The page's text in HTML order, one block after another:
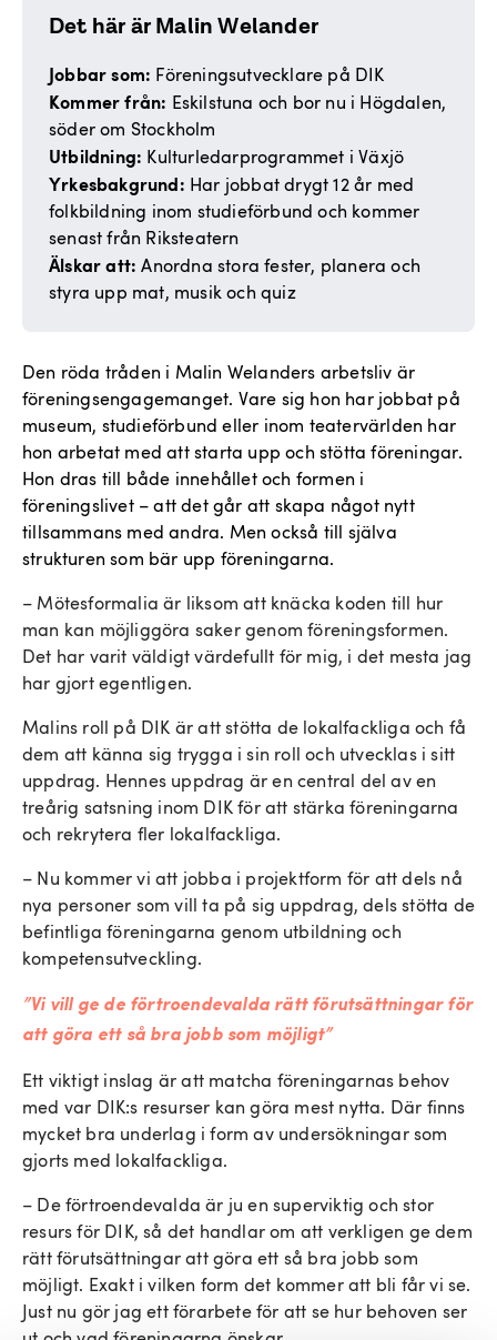
Det här är Malin Welander
Jobbar som: Föreningsutvecklare på DIK
Kommer från: Eskilstuna och bor nu i Högdalen,
söder om Stockholm
Utbildning: Kulturledarprogrammet i Växjö
Yrkesbakgrund: Har jobbat drygt 12 år med
folkbildning inom studieförbund och kommer
senast från Riksteatern
Älskar att:Anordna stora fester, planera och
styra upp mat, musik och quiz
Den röda tråden i Malin Welanders arbetsliv är
föreningsengagemanget. Vare sig hon har jobbat på
museum, studieförbund eller inom teatervärlden har
hon arbetat med att starta upp och stötta föreningar.
Hon dras till både innehållet och formen i
föreningslivet – att det går att skapa något nytt
tillsammans med andra. Men också till själva
strukturen som bär upp föreningarna.
– Mötesformalia är liksom att knäcka koden till hur
man kan möjliggöra saker genom föreningsformen.
Det har varit väldigt värdefullt för mig, i det mesta jag
har gjort egentligen.
Malins roll på DIK är att stötta de lokalfackliga och få
dem att känna sig trygga i sin roll och utvecklas i sitt
uppdrag. Hennes uppdrag är en central del av en
treårig satsning inom DIK för att stärka föreningarna
och rekrytera fler lokalfackliga.
– Nu kommer vi att jobba i projektform för att dels nå
nya personer som vill ta på sig uppdrag, dels stötta de
befintliga föreningarna genom utbildning och
kompetensutveckling.
”Vi vill ge de förtroendevalda rätt förutsättningar för
att göra ett så bra jobb som möjligt”
Ett viktigt inslag är att matcha föreningarnas behov
med var DIK:s resurser kan göra mest nytta. Där finns
mycket bra underlag i form av undersökningar som
gjorts med lokalfackliga.
– De förtroendevalda är ju en superviktig och stor
resurs för DIK, så det handlar om att verkligen ge dem
rätt förutsättningar att göra ett så bra jobb som
möjligt. Exakt i vilken form det kommer att bli får vi se.
Just nu gör jag ett förarbete för att se hur behoven ser